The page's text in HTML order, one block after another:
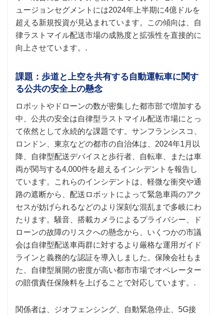
ュージョンセグメントには2024年上半期に4億ドルを
超える新規投資が見込まれています。この傾向は、自
律ラストマイル配送市場の成熟度と拡張性を直接的に
向上させています。.
課題：歩道と上空を共有する自動運転車に関す
る公共の安全上の懸念
ロボットやドローンの数が密集した都市部で増加する
中、公共の安全は自律型ラストマイル配送市場にとっ
て依然として永続的な課題です。サンフランシスコ、
ロンドン、東京などの都市の自治体は、2024年1月以
降、自律型配送デバイスと歩行者、自転車、または車
両が関与する4,000件を超えるインシデントを報告し
ています。これらのインシデントは、軽微な衝突や通
路の遮断から、配送ロボットによって緊急車両のアク
セスが妨げられるなどのより深刻な混乱まで多岐にわ
たります。騒音、搭載カメラによるプライバシー、ド
ローンの故障のリスクへの懸念から、いくつかの市議
会は自律型配送車両群に対するより厳格な運用ガイド
ラインと義務的な認証を導入しました。保険会社もま
た、自律型展開の密度が高い都市市場でオペレーター
の賠償責任保険料を上げることで対応しています。.
関係者は、ジオフェンシング、自動緊急停止、5G接